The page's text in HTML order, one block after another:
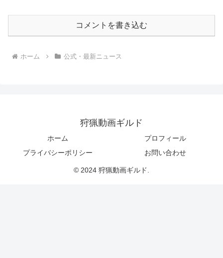
コメントを書き込む
ホーム 公式・最新ニュース
狩猟動画ギルド
ホーム
プロフィール
プライバシーポリシー
お問い合わせ
© 2024 狩猟動画ギルド.